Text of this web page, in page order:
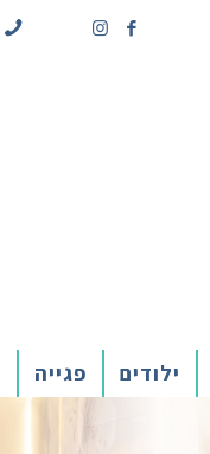
ילודים פגייה